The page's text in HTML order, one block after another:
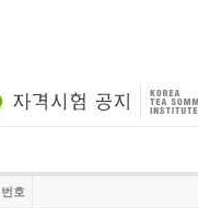
번호